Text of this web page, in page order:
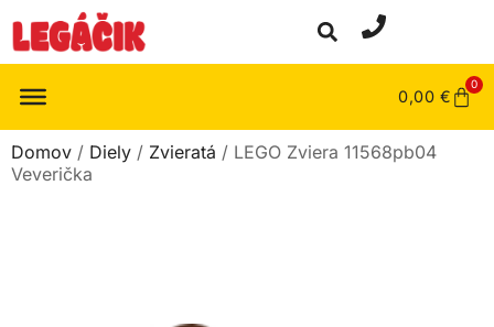
0,00 €
0
Domov / Diely / Zvieratá / LEGO Zviera 11568pb04
Veverička